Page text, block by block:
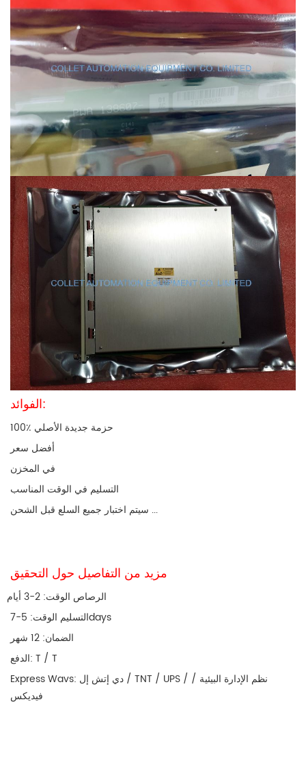
الفوائد:
100٪ حزمة جديدة الأصلي
أفضل سعر
في المخزن
التسليم في الوقت المناسب
سيتم اختبار جميع السلع قبل الشحن ...
مزيد من التفاصيل حول التحقيق
الرصاص الوقت: 2-3 أيام
التسليم الوقت: 5-7days
الضمان: 12 شهر
الدفع: T / T
Express Wavs: دي إتش إل / TNT / UPS / نظم الإدارة البيئية /
فيديكس